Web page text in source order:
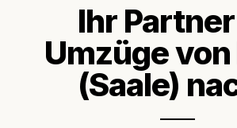
Ihr
Umzüge von
(Saale)